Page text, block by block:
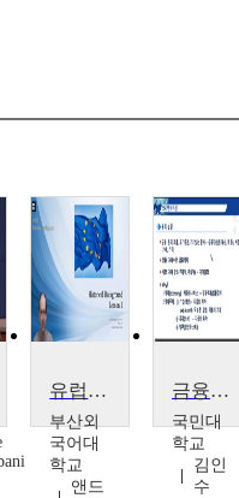
유럽연합의 이해
부산외
국어대
학교
앤드
금융시장및상품의이해
국민대
학교
김인
수